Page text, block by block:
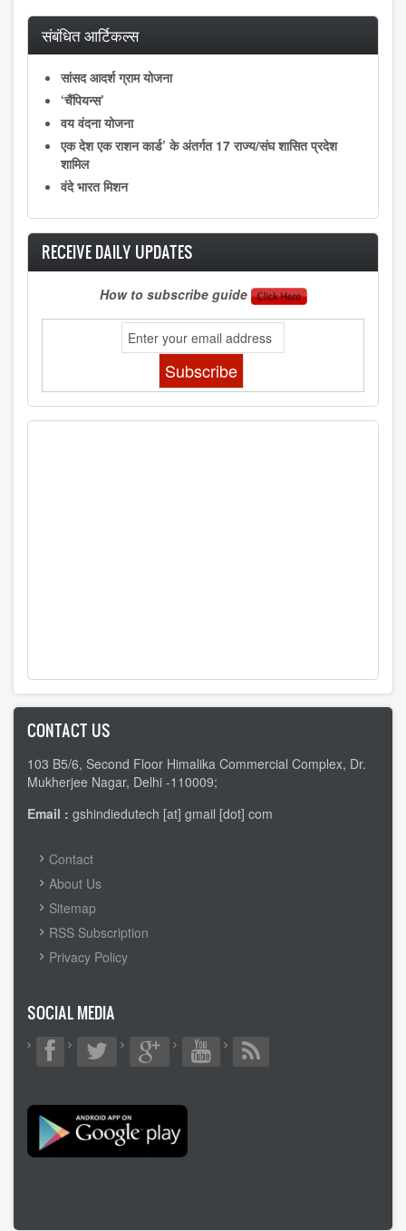
संबंधित आर्टिकल्स
सांसद आदर्श ग्राम योजना
‘चैंपियन्स’
वय वंदना योजना
एक देश एक राशन कार्ड’ के अंतर्गत 17 राज्‍य/संघ शासित प्रदेश
शामिल
वंदे भारत मिशन
RECEIVE DAILY UPDATES
How to subscribe guide
CONTACT US
103 B5/6, Second Floor Himalika Commercial Complex, Dr.
Mukherjee Nagar, Delhi -110009;
Email : gshindiedutech [at] gmail [dot] com
FOOTER
MENU
Contact
About Us
Sitemap
RSS Subscription
Privacy Policy
SOCIAL MEDIA